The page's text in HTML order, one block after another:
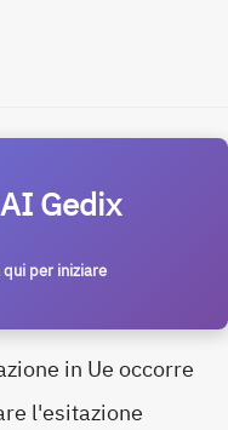
Gedix
per iniziare
in Ue occorre
l'esitazione